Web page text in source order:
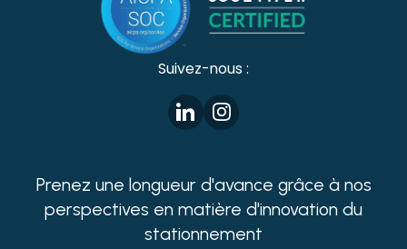
Suivez-nous :
Prenez une longueur d'avance grâce à nos
perspectives en matière d'innovation du
stationnement